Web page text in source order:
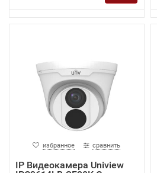
избранное сравнить
IP Видеокамера Uniview